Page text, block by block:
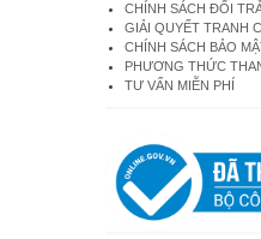
CHÍNH SÁCH ĐỔI
GIẢI QUYẾT TRANH
CHÍNH SÁCH BẢO
PHƯƠNG THỨC
TƯ VẤN MIỄN PHÍ